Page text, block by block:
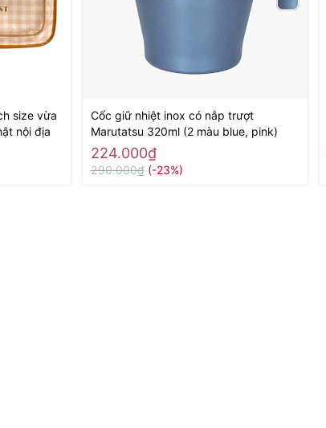
size vừa
nội địa
Cốc giữ nhiệt inox có nắp trượt
Marutatsu 320ml (2 màu blue, pink)
224.000₫
290.000₫ (-23%)